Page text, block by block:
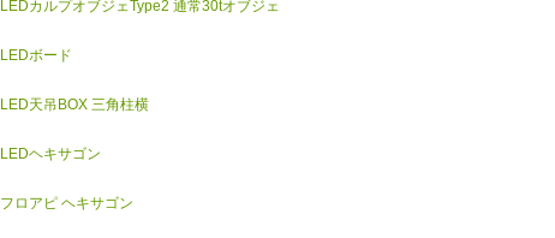
LEDカルプオブジェType2 通常30tオブジェ
LEDボード
LED天吊BOX 三角柱横
LEDヘキサゴン
フロアピ ヘキサゴン